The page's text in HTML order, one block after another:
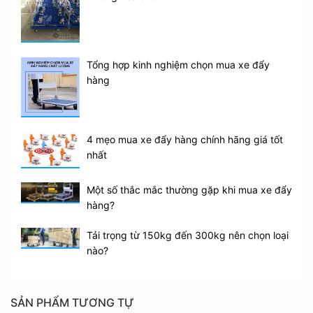
giúp cho xe không bị trôi tuột khi để trên địa hình
dốc.
Xe có độ tải trọng lên tới 170kg, bạn có thể đẩy các
hàng hóa nặng nhưng vẫn rất êm ái. Cấu tạo mặt
sàn thép cao cấp có độ dày 1mm, gấp đôi so các
dòng xe cùng loại trên thị trường.
Tổng hợp kinh nghiệm chọn mua xe đẩy
hàng
4 mẹo mua xe đẩy hàng chính hãng giá tốt
nhất
Một số thắc mắc thường gặp khi mua xe đẩy
hàng?
Tải trọng từ 150kg đến 300kg nên chọn loại
nào?
SẢN PHẨM TƯƠNG TỰ